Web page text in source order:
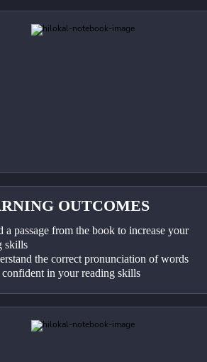
OUTCOMES
a passage from the book to increase your
skills
the correct pronunciation of words
confident in your reading skills